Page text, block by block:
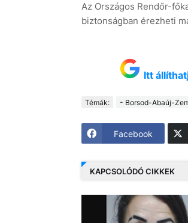
Az Országos Rendőr-
biztonságban érezheti
Itt
Témák: - Borsod-Abaúj-
Facebook
KAPCSOLÓDÓ CIKKEK